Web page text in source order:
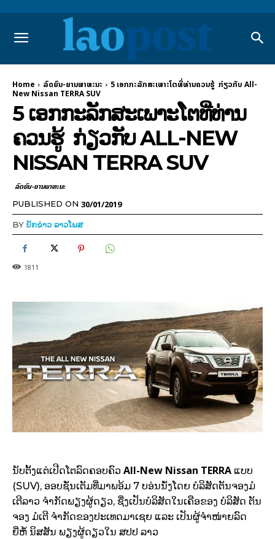
Home ລົດຍົນ-ຍານພາຫະນະ
5 ເອກກະລັກສະເພາະໂຕທີ່ທ່ານຄວນຮູ້ ກ່ຽວກັບ All-
New Nissan TERRA SUV
5 ເອກກະລັກສະເພາະໂຕທີ່ທ່ານ
ຄວນຮູ້ ກ່ຽວກັບ ALL-NEW
NISSAN TERRA SUV
ລົດຍົນ-ຍານພາຫະນະ
PUBLISHED ON 30/01/2019
BYນັກຂ່າວ ລາວໂພສ
1811
ນັບຕັ້ງແຕ່ເປີດໂຕລົດຄອບຄົວ All-New Nissan TERRA ແບບ
(SUV), ອອບຊັ່ນເຕັມທີ່ມາພອ້ມ 7 ບອ່ນນັ່ງໂດຍ ບໍລິສັດຕັນຈອງມໍ
ເຕີລາວ ຈຳກັດພຽງຜູ້ດຽວ, ຊື່ງເປັນບໍລິສັດໃນເຄືອຂອງ ບໍລິສັດ ຕັນ
ຈອງ ມໍເຕີ ຈຳກັດຂອງປະເທດມາເຊຍ ແລະ ເປັນຜູ້ຈຳໜ່າຍລົດ
ຍີ່ຫໍ້ ນິສສັນ ພຽງຜູ້ດຽວໃນ ສປປ ລາວ